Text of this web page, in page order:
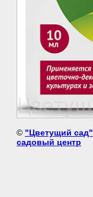
© "Цветущий сад"
садовый центр